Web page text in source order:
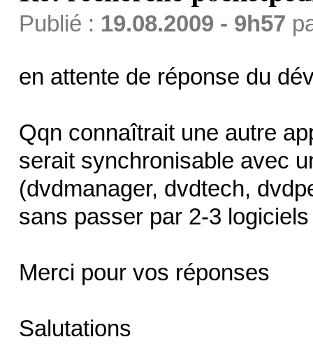
Publié : 19.08.2009 - 9h57
en attente de réponse du
Qqn connaîtrait une autre
serait synchronisable avec
(dvdmanager, dvdtech,
sans passer par 2-3
Merci pour vos réponses
Salutations